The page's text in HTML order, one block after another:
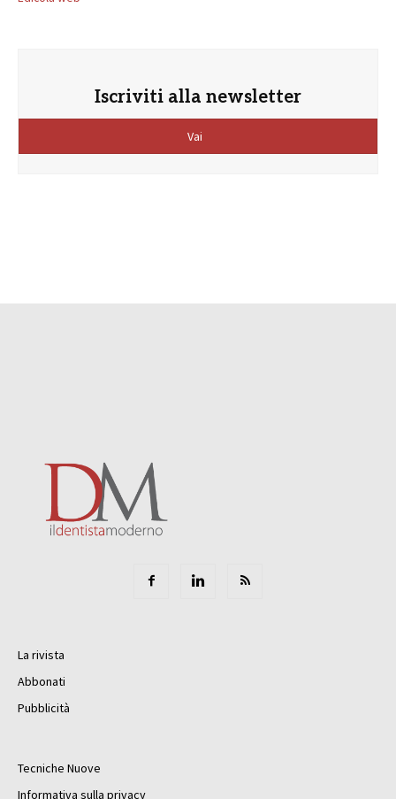
Iscriviti alla newsletter
Vai
La rivista
Abbonati
Pubblicità
Tecniche Nuove
Informativa sulla privacy